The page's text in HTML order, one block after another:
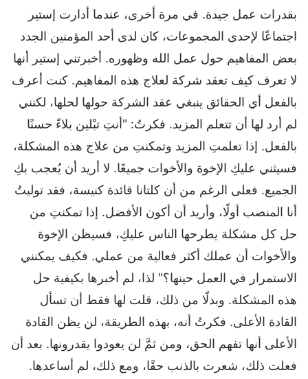
بقدرات عمل جيدة. في مرة أخرى، عندما أدارت إستير
اجتماعًا لإحدى المجموعات، كان لدى أحد المؤمنين الجدد
بعض المفاهيم حول عمل الله وظهوره. أخبرتني إستير أنها
لا تعرف كيف تعقد شركة لعلاج هذه المفاهيم. كنت أعرف
بالفعل أي الحقائق ينبغي عقد الشركة حولها لحلها، لكنني
لم أرد لها أن تتعلم المزيد. فكرتُ: "أنتِ تبْلين بلاءً حسنًا
بالفعل. إذا تعلمتِ المزيد وتمكنتِ من علاج هذه المشكلة،
فسيثني عليكِ الإخوة والأخوات جميعًا. لا أريد أن يُعجب بكِ
الجميع. فعلى الرغم من أن كلتانا قائدة كنيسة، فقد توليتُ
أنا المنصب أولًا، وأريد أن أكون الأفضل. إذا تمكنتِ من
حل كل مشكلة يطرحها الناس عليكِ، فسيظن الإخوة
والأخوات أن عملك أكثر فعالية من عملي. فكيف يمكنني
الاستمرار في العمل حينها؟" لذا، لم أخبرها بكيفية حل
هذه المشكلة. وبدلًا من ذلك، قلت لها فقط أن تسأل
القادة الأعلى. فكرتُ أنه، بهذه الطريقة، لن يظن القادة
الأعلى أنها تفهم الحق، ومن ثمَّ لن يعودوا يقدرونها. بعد أن
فعلت ذلك، شعرت بالذنب حقًا، ومع ذلك، لم أساعدها.